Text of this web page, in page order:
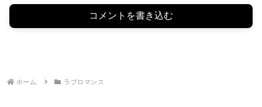
コメントを書き込む
ホーム ラブロマンス